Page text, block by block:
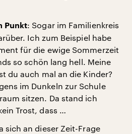
Punkt: Sogar im Familienkreis
Ich zum Beispiel habe
für die ewige Sommerzeit
so schön lang hell. Meine
du auch mal an die Kinder?
im Dunkeln zur Schule
sitzen. Da stand ich
Trost, dass …
sich an dieser Zeit-Frage